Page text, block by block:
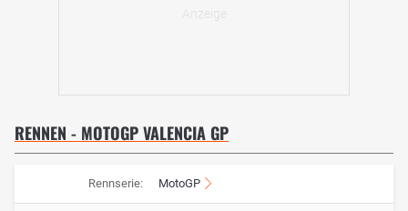
RENNEN - MOTOGP VALENCIA GP
Rennserie: MotoGP